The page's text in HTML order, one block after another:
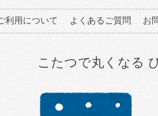
利用について よくあるご質問 お
こたつで丸くなる